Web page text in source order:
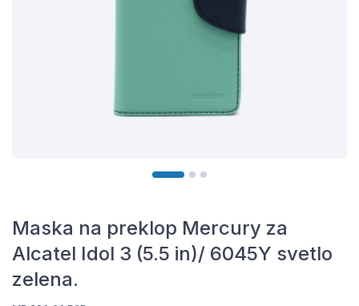
Maska na preklop Mercury za
Alcatel Idol 3 (5.5 in)/ 6045Y svetlo
zelena.